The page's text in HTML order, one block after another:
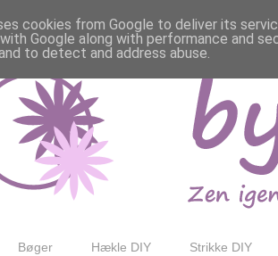
Bøger Hækle DIY Strikke DIY
cookies from Google to deliver its
Google along with performance and
to detect and address abuse.